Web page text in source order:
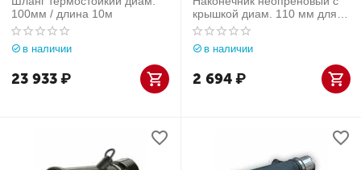
100мм / длина 10м
в наличии
23 933₽
крышкой диам. 110 мм для
шланга 75 мм
в наличии
2 694₽